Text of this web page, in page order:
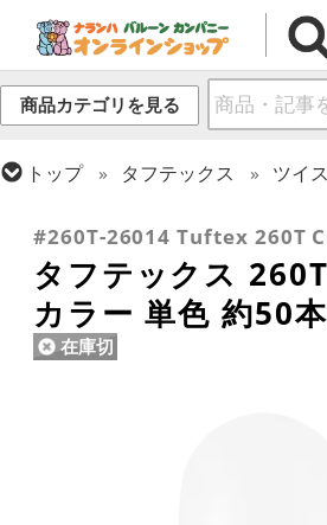
商品カテゴリを見る
トップ タフテックス
ツイ
#260T-26014 Tuftex 260T
タフテックス
カラー 単色 約50
在庫切